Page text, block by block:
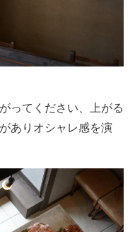
ってください、上がる
ありオシャレ感を演